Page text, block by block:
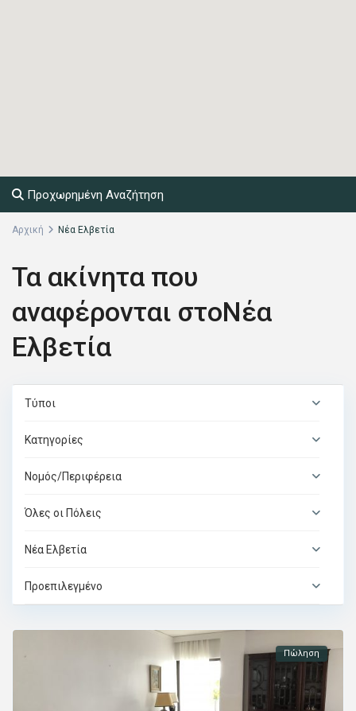
Προχωρημένη Αναζήτηση
Αρχική Νέα Ελβετία
Τα ακίνητα που
αναφέρονται στοΝέα
Ελβετία
Τύποι
Κατηγορίες
Νομός/Περιφέρεια
Όλες οι Πόλεις
Νέα Ελβετία
Προεπιλεγμένο
Πώληση